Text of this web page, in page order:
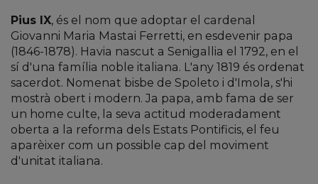
Pius IX, és el nom que adoptar el cardenal
Giovanni Maria Mastai Ferretti, en esdevenir papa
(1846-1878). Havia nascut a Senigallia el 1792, en el
sí d'una família noble italiana. L'any 1819 és ordenat
sacerdot. Nomenat bisbe de Spoleto i d'Imola, s'hi
mostrà obert i modern. Ja papa, amb fama de ser
un home culte, la seva actitud moderadament
oberta a la reforma dels Estats Pontificis, el feu
aparèixer com un possible cap del moviment
d'unitat italiana.